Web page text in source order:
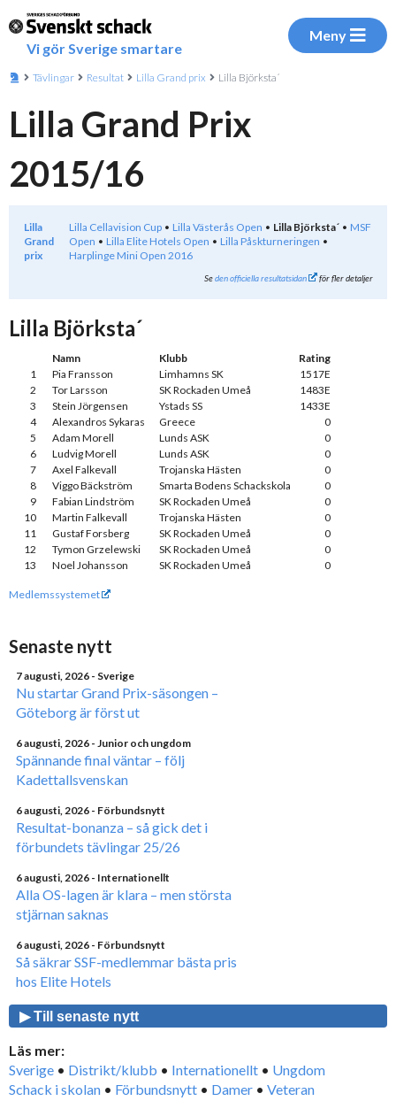
Vi gör Sverige smartare
Meny
Tävlingar Resultat Lilla Grand prix Lilla Björksta´
Lilla Grand Prix
2015/16
Lilla
Grand
prix
Lilla Cellavision Cup Lilla Västerås Open Lilla Björksta´
MSF
Open
Lilla Elite Hotels Open
Lilla Påskturneringen
Harplinge Mini Open 2016
Seden officiella resultatsidan för fler detaljer
Lilla Björksta´
Namn Klubb
Rating
1
Pia Fransson Limhamns SK
1517E
2
Tor Larsson SK Rockaden Umeå
1483E
3
Stein Jörgensen Ystads SS
1433E
4
Alexandros Sykaras Greece
0
5
Adam Morell Lunds ASK
0
6
Ludvig Morell Lunds ASK
0
7
Axel Falkevall Trojanska Hästen
0
8
Viggo Bäckström Smarta Bodens Schackskola
0
9
Fabian Lindström SK Rockaden Umeå
0
10
Martin Falkevall Trojanska Hästen
0
11
Gustaf Forsberg SK Rockaden Umeå
0
12
Tymon Grzelewski SK Rockaden Umeå
0
13
Noel Johansson SK Rockaden Umeå 0
Medlemssystemet
Senaste nytt
7 augusti, 2026 - Sverige
Nu startar Grand Prix-säsongen –
Göteborg är först ut
6 augusti, 2026 - Junior och ungdom
Spännande final väntar – följ
Kadettallsvenskan
6 augusti, 2026 - Förbundsnytt
Resultat-bonanza – så gick det i
förbundets tävlingar 25/26
6 augusti, 2026 - Internationellt
Alla OS-lagen är klara – men största
stjärnan saknas
6 augusti, 2026 - Förbundsnytt
Så säkrar SSF-medlemmar bästa pris
hos Elite Hotels
▶ Till senaste nytt
Läs mer:
Sverige • Distrikt/klubb • Internationellt • Ungdom
Schack i skolan • Förbundsnytt • Damer • Veteran